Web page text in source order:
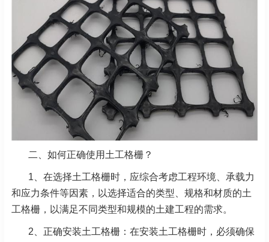
二、如何正确使用土工格栅？
1、在选择土工格栅时，应综合考虑工程环境、承载力
和应力条件等因素，以选择适合的类型、规格和材质的土
工格栅，以满足不同类型和规模的土建工程的需求。
2、正确安装土工格栅：在安装土工格栅时，必须确保